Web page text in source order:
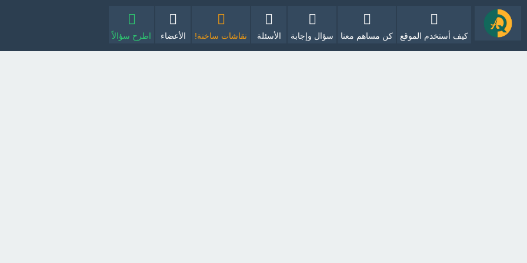
كيف أستخدم الموقع كن مساهم معنا سؤال وإجابة الأسئلة نقاشات ساخنة! الأعضاء اطرح سؤالاً